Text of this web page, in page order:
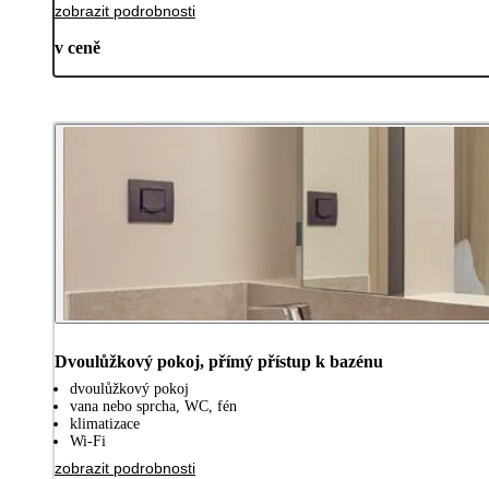
zobrazit podrobnosti
v ceně
Dvoulůžkový pokoj, přímý přístup k bazénu
dvoulůžkový pokoj
vana nebo sprcha, WC, fén
klimatizace
Wi-Fi
zobrazit podrobnosti